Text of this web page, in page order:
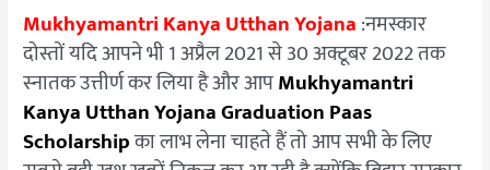
Mukhyamantri Kanya Utthan Yojana:नमस्कार
दोस्तों यदि आपने भी 1 अप्रैल 2021 से 30 अक्टूबर 2022 तक
स्नातक उत्तीर्ण कर लिया है और आपMukhyamantri
Kanya Utthan Yojana Graduation Paas
Scholarshipका लाभ लेना चाहते हैं तो आप सभी के लिए
50000
Online
Apply